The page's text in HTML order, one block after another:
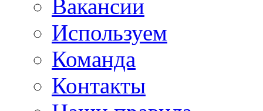
Вакансии
Используем
Команда
Контакты